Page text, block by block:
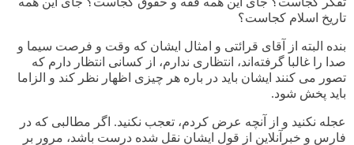
تاریخ اسلام کجاست؟
بنده البته از آقای قرائتی و امثال ایشان که وقت و فرصت سیما و
صدا را غالبا گرفته‌اند، انتظاری ندارم، از کسانی انتظار دارم که
تصور می کنند ایشان باید در باره هر چیزی اظهار نظر کند و الزاما
باید پخش شود.
عجله نکنید و از آنچه عرض کردم، تعجب نکنید. اگر مطالبی که در
فارس و خبرآنلاین از قول ایشان نقل شده درست باشد، مرور بر